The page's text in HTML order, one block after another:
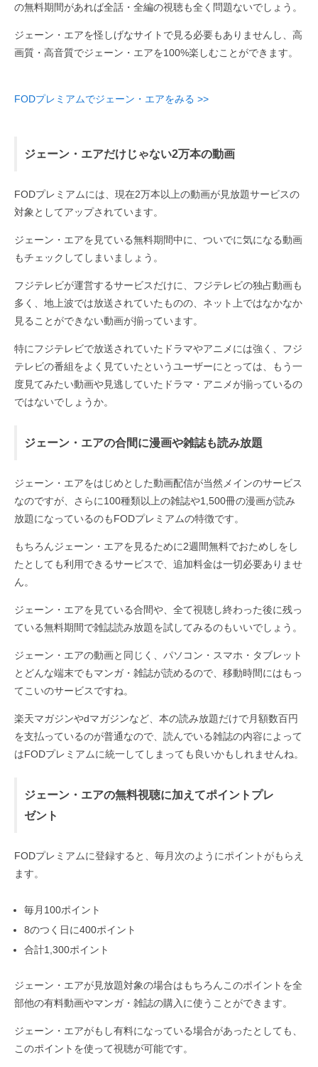
の無料期間があれば全話・全編の視聴も全く問題ないでしょう。
ジェーン・エアを怪しげなサイトで見る必要もありませんし、高
画質・高音質でジェーン・エアを100%楽しむことができます。
FODプレミアムでジェーン・エアをみる >>
ジェーン・エアだけじゃない2万本の動画
FODプレミアムには、現在2万本以上の動画が見放題サービスの
対象としてアップされています。
ジェーン・エアを見ている無料期間中に、ついでに気になる動画
もチェックしてしまいましょう。
フジテレビが運営するサービスだけに、フジテレビの独占動画も
多く、地上波では放送されていたものの、ネット上ではなかなか
見ることができない動画が揃っています。
特にフジテレビで放送されていたドラマやアニメには強く、フジ
テレビの番組をよく見ていたというユーザーにとっては、もう一
度見てみたい動画や見逃していたドラマ・アニメが揃っているの
ではないでしょうか。
ジェーン・エアの合間に漫画や雑誌も読み放題
ジェーン・エアをはじめとした動画配信が当然メインのサービス
なのですが、さらに100種類以上の雑誌や1,500冊の漫画が読み
放題になっているのもFODプレミアムの特徴です。
もちろんジェーン・エアを見るために2週間無料でおためしをし
たとしても利用できるサービスで、追加料金は一切必要ありませ
ん。
ジェーン・エアを見ている合間や、全て視聴し終わった後に残っ
ている無料期間で雑誌読み放題を試してみるのもいいでしょう。
ジェーン・エアの動画と同じく、パソコン・スマホ・タブレット
とどんな端末でもマンガ・雑誌が読めるので、移動時間にはもっ
てこいのサービスですね。
楽天マガジンやdマガジンなど、本の読み放題だけで月額数百円
を支払っているのが普通なので、読んでいる雑誌の内容によって
はFODプレミアムに統一してしまっても良いかもしれませんね。
ジェーン・エアの無料視聴に加えてポイントプレ
ゼント
FODプレミアムに登録すると、毎月次のようにポイントがもらえ
ます。
毎月100ポイント
8のつく日に400ポイント
合計1,300ポイント
ジェーン・エアが見放題対象の場合はもちろんこのポイントを全
部他の有料動画やマンガ・雑誌の購入に使うことができます。
ジェーン・エアがもし有料になっている場合があったとしても、
このポイントを使って視聴が可能です。